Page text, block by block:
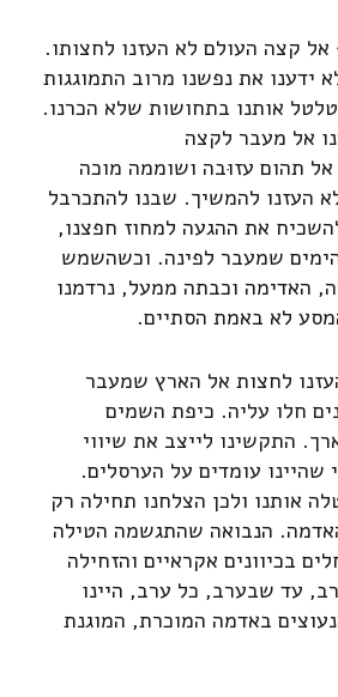
אל קצה העולם לא העזנו לחצותו.
ידענו את נפשנו מרוב התמוגגות
אותנו בתחושות שלא הכרנו.
אל מעבר לקצה
אל תהום עזוּבה ושוממה מוכה
העזנו להמשיך. שבנו להתכרבל
להשכיח את ההגעה למחוז חפצנו,
שמעבר לפינה. וכשהשמש
האדימה וכבתה ממעל, נרדמנו
לא באמת הסתיים.
לחצות אל הארץ שמעבר
חלו עליה. כיפת השמים
התקשינו לייצב את שיווי
עומדים על הערסלים.
אותנו ולכן הצלחנו תחילה רק
הנבואה שהתגשמה הטילה
בכיוונים אקראיים והזחילה
עד שבערב, כל ערב, היינו
באדמה המוכרת, המוגנת